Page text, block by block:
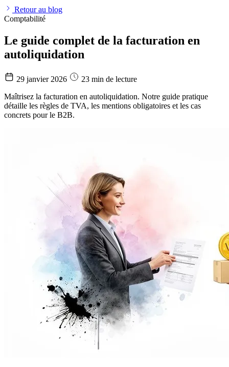
Retour au blog
Comptabilité
Le guide complet de la facturation en
autoliquidation
29 janvier 2026
23 min de lecture
Maîtrisez la facturation en autoliquidation. Notre guide pratique
détaille les règles de TVA, les mentions obligatoires et les cas
concrets pour le B2B.